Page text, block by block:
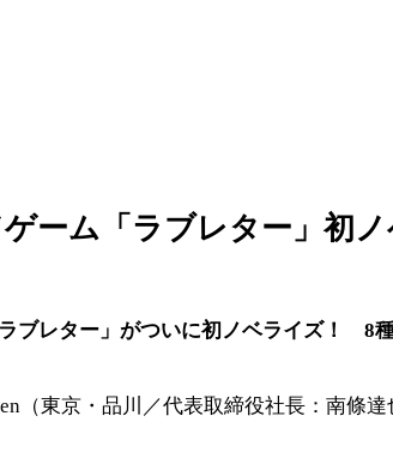
ーム「ラブレター」初
ブレター」がついに初ノベライズ！ 8
東京・品川／代表取締役社長：南條達